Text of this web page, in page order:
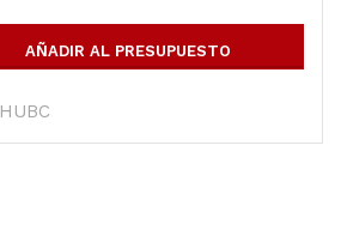
AÑADIR AL PRESUPUESTO
HUBC